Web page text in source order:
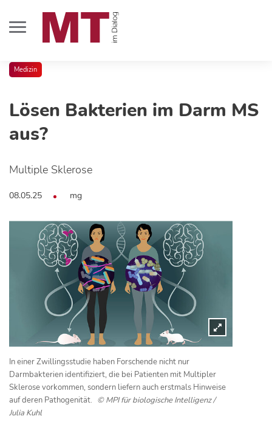
Medizin
Lösen Bakterien im Darm MS
aus?
Multiple Sklerose
08.05.25 mg
In einer Zwillingsstudie haben Forschende nicht nur
Darmbakterien identifiziert, die bei Patienten mit Multipler
Sklerose vorkommen, sondern liefern auch erstmals Hinweise
auf deren Pathogenität. © MPI für biologische Intelligenz /
Julia Kuhl